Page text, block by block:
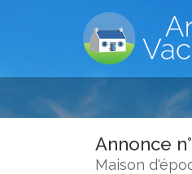
Annonce
Maison